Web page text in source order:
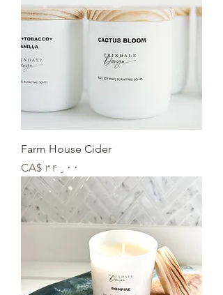
Farm House Cider
Price
CA$ ۳۴٫۰۰